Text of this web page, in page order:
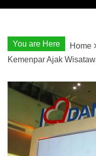
You are Here Home
Kemenpar Ajak